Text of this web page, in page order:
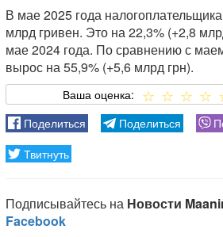
В мае 2025 года
млрд гривен. Это на 22,3% (+2,8
мае 2024 года. По сравнению с
вырос на 55,9% (+5,6 млрд грн).